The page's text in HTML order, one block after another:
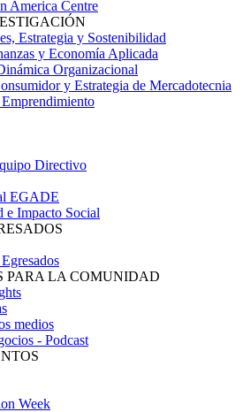
America Centre
Estrategia y Sostenibilidad
y Economía Aplicada
Organizacional
y Estrategia de Mercadotecnia
Directivo
EGADE
e Impacto Social
PARA LA COMUNIDAD
medios
- Podcast
Week